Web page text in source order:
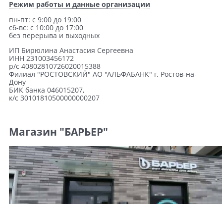
Режим работы и данные организации
пн-пт: с 9:00 до 19:00
сб-вс: с 10:00 до 17:00
без перерыва и выходных
ИП Бирюлина Анастасия Сергеевна
ИНН 231003456172
р/с 40802810726020015388
Филиал "РОСТОВСКИЙ" АО "АЛЬФАБАНК" г. Ростов-на-
Дону
БИК банка 046015207,
к/с 30101810500000000207
Магазин "БАРЬЕР"